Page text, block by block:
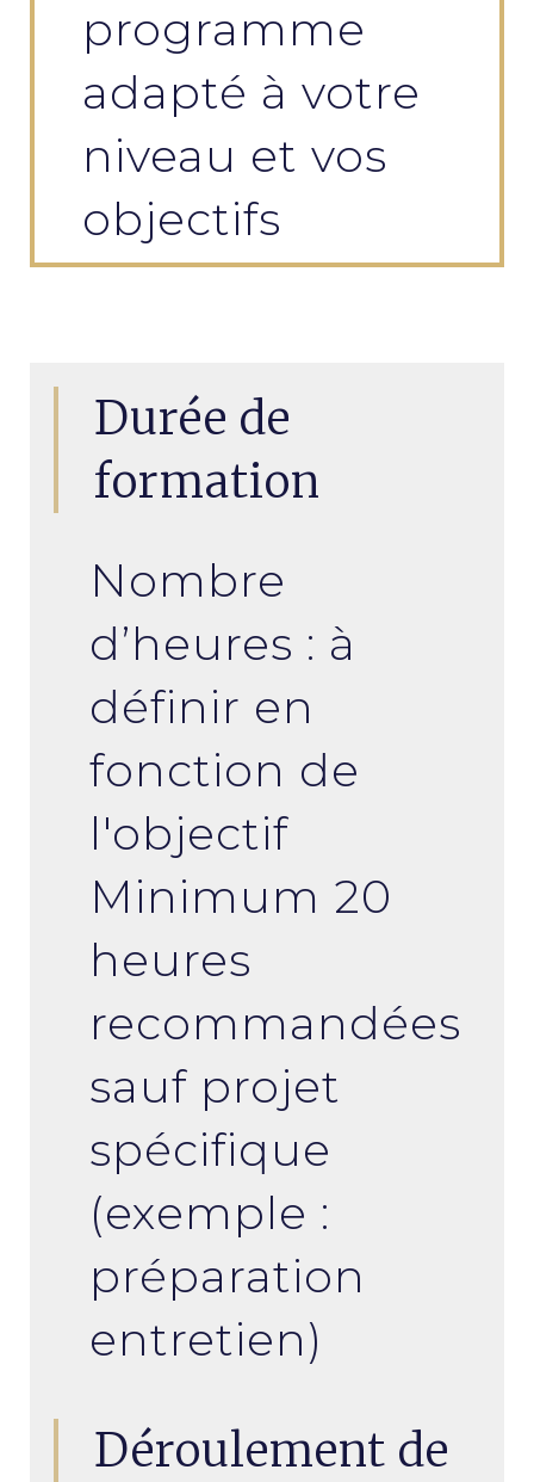
programme
adapté à votre
niveau et vos
objectifs
Durée de
formation
Nombre
d’heures : à
définir en
fonction de
l'objectif
Minimum 20
heures
recommandées
sauf projet
spécifique
(exemple :
préparation
entretien)
Déroulement de